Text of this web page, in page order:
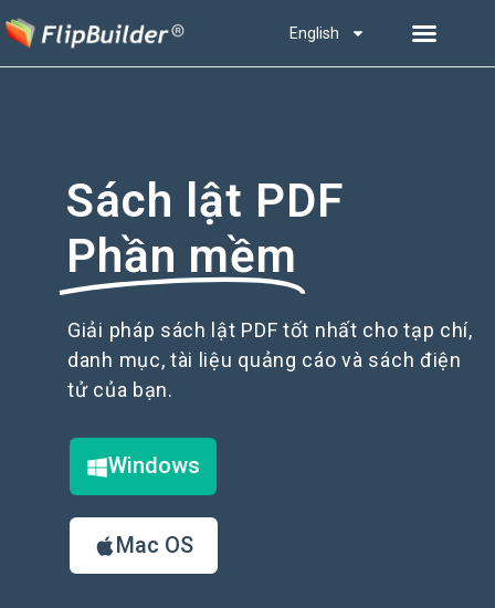
English
Sách lật PDF
Phần mềm
Giải pháp sách lật PDF tốt nhất cho tạp chí,
danh mục, tài liệu quảng cáo và sách điện
tử của bạn.
Windows
Mac OS